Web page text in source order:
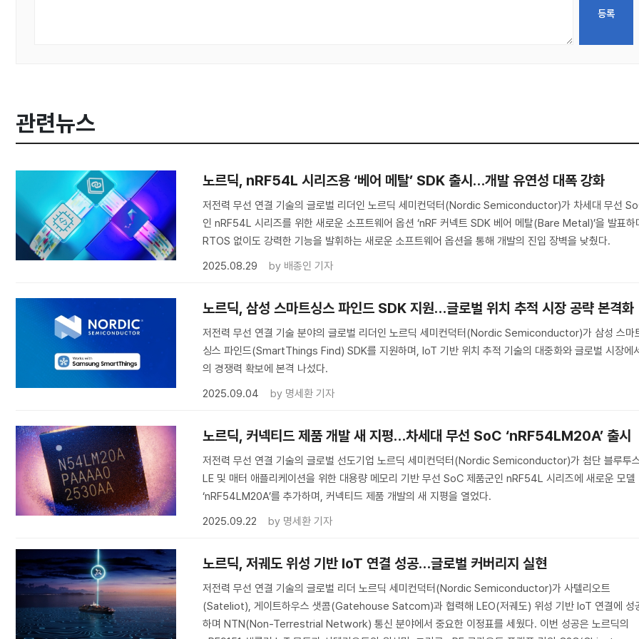
관련뉴스
노르딕, nRF54L 시리즈용 ‘베어 메탈’ SDK 출시…개발 유연성 대폭 강화
저전력 무선 연결 기술의 글로벌 리더인 노르딕 세미컨덕터(Nordic Semiconductor)가 차세대 무선
인 nRF54L 시리즈를 위한 새로운 소프트웨어 옵션 ‘nRF 커넥트 SDK 베어 메탈(Bare Metal)’을 발표하
RTOS 없이도 강력한 기능을 발휘하는 새로운 소프트웨어 옵션을 통해 개발의 진입 장벽을 낮췄다.
2025.08.29
by 배종인 기자
노르딕, 삼성 스마트싱스 파인드 SDK 지원…글로벌 위치 추적 시장 공략 본격화
저전력 무선 연결 기술 분야의 글로벌 리더인 노르딕 세미컨덕터(Nordic Semiconductor)가 삼성 스마
싱스 파인드(SmartThings Find) SDK를 지원하며, IoT 기반 위치 추적 기술의 대중화와 글로벌 시장에
의 경쟁력 확보에 본격 나섰다.
2025.09.04
by 명세환 기자
노르딕, 커넥티드 제품 개발 새 지평…차세대 무선 SoC ‘nRF54LM20A’ 출시
저전력 무선 연결 기술의 글로벌 선도기업 노르딕 세미컨덕터(Nordic Semiconductor)가 첨단 블루투
LE 및 매터 애플리케이션을 위한 대용량 메모리 기반 무선 SoC 제품군인 nRF54L 시리즈에 새로운 모델
‘nRF54LM20A’를 추가하며, 커넥티드 제품 개발의 새 지평을 열었다.
2025.09.22
by 명세환 기자
노르딕, 저궤도 위성 기반 IoT 연결 성공…글로벌 커버리지 실현
저전력 무선 연결 기술의 글로벌 리더 노르딕 세미컨덕터(Nordic Semiconductor)가 사텔리오트
(Sateliot), 게이트하우스 샛콤(Gatehouse Satcom)과 협력해 LEO(저궤도) 위성 기반 IoT 연결에 성
하며 NTN(Non-Terrestrial Network) 통신 분야에서 중요한 이정표를 세웠다. 이번 성공은 노르딕의